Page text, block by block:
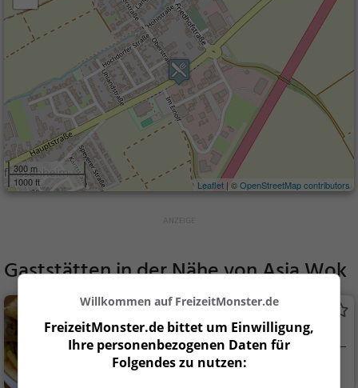
300 m
1000 ft
Leaflet | ©OpenStreetMap contributors
Gaststätten in der Nähe vonAsia Wok
Ammos
Griechisches Restaurant in Dannstadt-
Schauernheim
Dannstadt-Schaue
Willkommen auf FreizeitMonster.de
FreizeitMonster.de bittet um Einwilligung,
Ihre personenbezogenen Daten für
Folgendes zu nutzen: